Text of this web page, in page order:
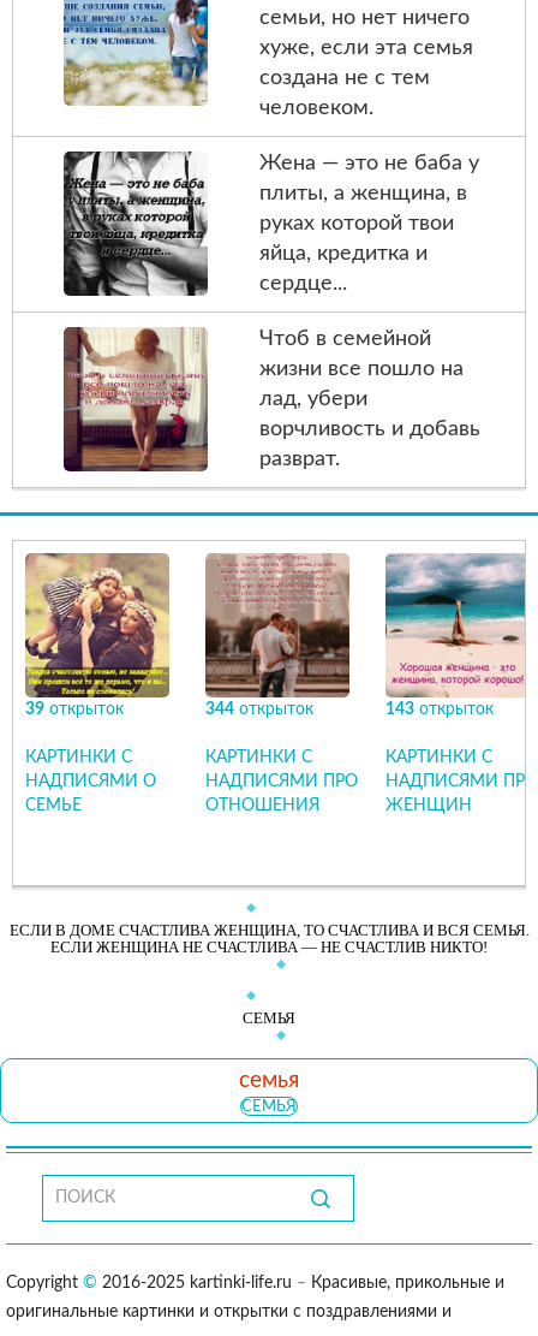
семьи, но нет ничего
хуже, если эта семья
создана не с тем
человеком.
Жена — это не баба у
плиты, а женщина, в
руках которой твои
яйца, кредитка и
сердце...
Чтоб в семейной
жизни всe пошло на
лад, убери
ворчливость и добавь
разврат.
39 открыток
КАРТИНКИ С
НАДПИСЯМИ О
СЕМЬЕ
344 открыток
КАРТИНКИ С
НАДПИСЯМИ ПРО
ОТНОШЕНИЯ
143 открыток
КАРТИНКИ С
НАДПИСЯМИ ПРО
ЖЕНЩИН
ЕСЛИ В ДОМЕ СЧАСТЛИВА ЖЕНЩИНА, ТО СЧАСТЛИВА И ВСЯ СЕМЬЯ.
ЕСЛИ ЖЕНЩИНА НЕ СЧАСТЛИВА — НЕ СЧАСТЛИВ НИКТО!
СЕМЬЯ
семья
СЕМЬЯ
Copyright © 2016-2025 kartinki-life.ru – Красивые, прикольные и
оригинальные картинки и открытки с поздравлениями и